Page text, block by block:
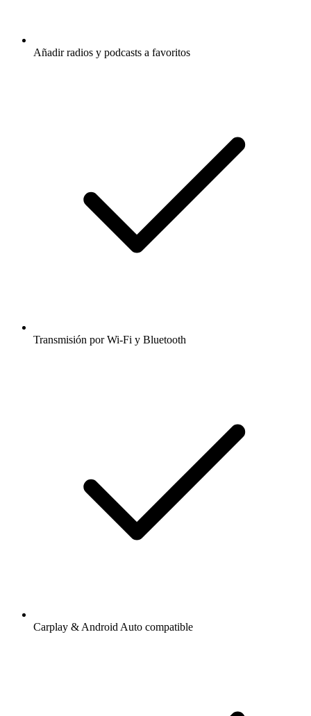
Añadir radios y podcasts a favoritos
Transmisión por Wi-Fi y Bluetooth
Carplay & Android Auto compatible